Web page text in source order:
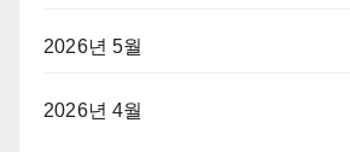
2026년 5월
2026년 4월